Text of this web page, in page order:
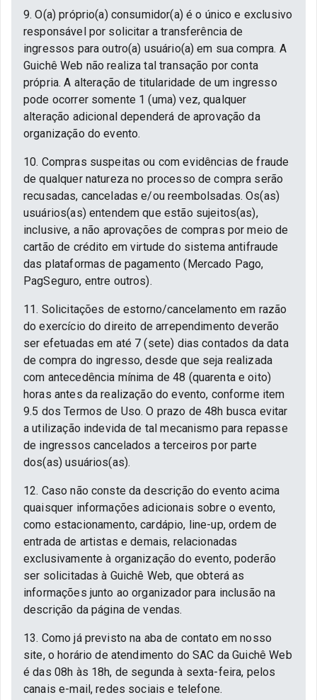
9. O(a) próprio(a) consumidor(a) é o único e exclusivo
responsável por solicitar a transferência de
ingressos para outro(a) usuário(a) em sua compra. A
Guichê Web não realiza tal transação por conta
própria. A alteração de titularidade de um ingresso
pode ocorrer somente 1 (uma) vez, qualquer
alteração adicional dependerá de aprovação da
organização do evento.
10. Compras suspeitas ou com evidências de fraude
de qualquer natureza no processo de compra serão
recusadas, canceladas e/ou reembolsadas. Os(as)
usuários(as) entendem que estão sujeitos(as),
inclusive, a não aprovações de compras por meio de
cartão de crédito em virtude do sistema antifraude
das plataformas de pagamento (Mercado Pago,
PagSeguro, entre outros).
11. Solicitações de estorno/cancelamento em razão
do exercício do direito de arrependimento deverão
ser efetuadas em até 7 (sete) dias contados da data
de compra do ingresso, desde que seja realizada
com antecedência mínima de 48 (quarenta e oito)
horas antes da realização do evento, conforme item
9.5 dos Termos de Uso. O prazo de 48h busca evitar
a utilização indevida de tal mecanismo para repasse
de ingressos cancelados a terceiros por parte
dos(as) usuários(as).
12. Caso não conste da descrição do evento acima
quaisquer informações adicionais sobre o evento,
como estacionamento, cardápio, line-up, ordem de
entrada de artistas e demais, relacionadas
exclusivamente à organização do evento, poderão
ser solicitadas à Guichê Web, que obterá as
informações junto ao organizador para inclusão na
descrição da página de vendas.
13. Como já previsto na aba de contato em nosso
site, o horário de atendimento do SAC da Guichê Web
é das 08h às 18h, de segunda à sexta-feira, pelos
canais e-mail, redes sociais e telefone.